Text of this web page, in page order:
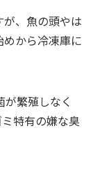
、魚の頭やは
から冷凍庫に
繁殖しなく
特有の嫌な臭